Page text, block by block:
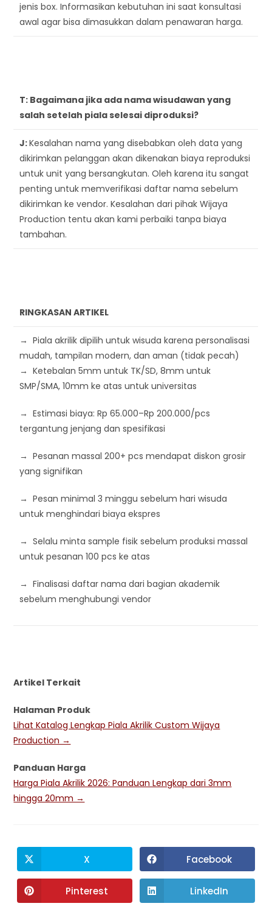
jenis box. Informasikan kebutuhan ini saat konsultasi
awal agar bisa dimasukkan dalam penawaran harga.
T: Bagaimana jika ada nama wisudawan yang
salah setelah piala selesai diproduksi?
J:Kesalahan nama yang disebabkan oleh data yang
dikirimkan pelanggan akan dikenakan biaya reproduksi
untuk unit yang bersangkutan. Oleh karena itu sangat
penting untuk memverifikasi daftar nama sebelum
dikirimkan ke vendor. Kesalahan dari pihak Wijaya
Production tentu akan kami perbaiki tanpa biaya
tambahan.
RINGKASAN ARTIKEL
→ Piala akrilik dipilih untuk wisuda karena personalisasi
mudah, tampilan modern, dan aman (tidak pecah)
→ Ketebalan 5mm untuk TK/SD, 8mm untuk
SMP/SMA, 10mm ke atas untuk universitas
→ Estimasi biaya: Rp 65.000–Rp 200.000/pcs
tergantung jenjang dan spesifikasi
→ Pesanan massal 200+ pcs mendapat diskon grosir
yang signifikan
→ Pesan minimal 3 minggu sebelum hari wisuda
untuk menghindari biaya ekspres
→ Selalu minta sample fisik sebelum produksi massal
untuk pesanan 100 pcs ke atas
→ Finalisasi daftar nama dari bagian akademik
sebelum menghubungi vendor
Artikel Terkait
Halaman Produk
Lihat Katalog Lengkap Piala Akrilik Custom Wijaya
Production →
Panduan Harga
Harga Piala Akrilik 2026: Panduan Lengkap dari 3mm
hingga 20mm →
X Facebook
Pinterest LinkedIn